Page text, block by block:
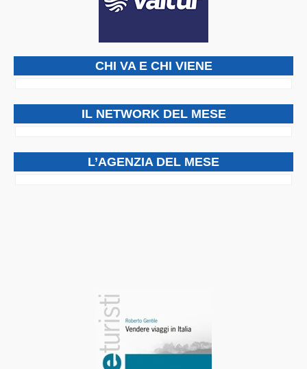
CHI VA E CHI VIENE
IL NETWORK DEL MESE
L’AGENZIA DEL MESE